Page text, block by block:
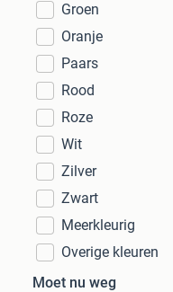
Groen
Oranje
Paars
Rood
Roze
Wit
Zilver
Zwart
Meerkleurig
Overige kleuren
Moet nu weg